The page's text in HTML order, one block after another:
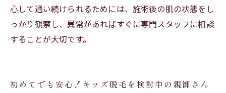
心して通い続けられるためには、施術後の肌の状態をし
っかり観察し、異常があればすぐに専門スタッフに相談
することが大切です。
初めてでも安心！キッズ脱毛を検討中の親御さん